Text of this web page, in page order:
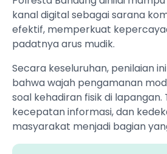
kanal digital sebagai sarana
efektif, memperkuat
padatnya arus mudik.
Secara keseluruhan, penilaian
bahwa wajah pengamanan
soal kehadiran fisik di lapangan.
kecepatan informasi, dan
masyarakat menjadi bagian